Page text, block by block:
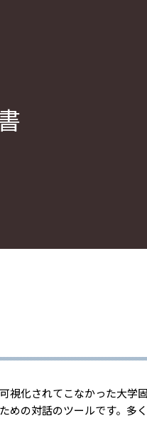
視化されてこなかった大学
めの対話のツールです。多